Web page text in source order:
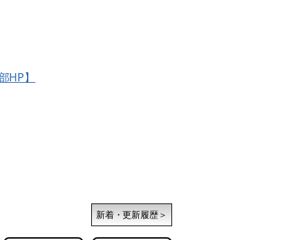
】
新着・更新履歴＞